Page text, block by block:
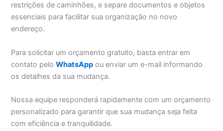
restrições de caminhões, e separe documentos e objetos
essenciais para facilitar sua organização no novo
endereço.
Para solicitar um orçamento gratuito, basta entrar em
contato peloWhatsApp ou enviar um e-mail informando
os detalhes da sua mudança.
Nossa equipe responderá rapidamente com um orçamento
personalizado para garantir que sua mudança seja feita
com eficiência e tranquilidade.